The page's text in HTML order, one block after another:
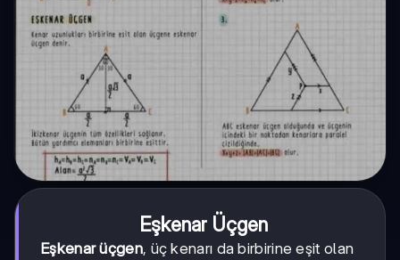
Eşkenar Üçgen
Eşkenar üçgen, üç kenarı da birbirine eşit olan